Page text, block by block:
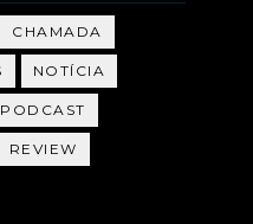
CHAMADA
NOTÍCIA
REVIEW